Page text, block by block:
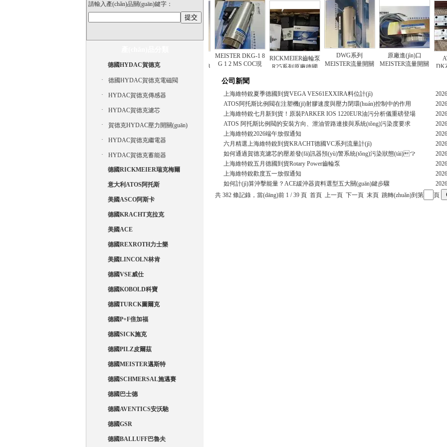
請輸入產(chǎn)品關(guān)鍵字：
德國HYDAC賀德克
· 德國HYDAC賀德克電磁閥
· HYDAC賀德克傳感器
· HYDAC賀德克濾芯
· 賀德克HYDAC壓力開關(guān)
· HYDAC賀德克繼電器
· HYDAC賀德克蓄能器
德國RICKMEIER瑞克梅爾
意大利ATOS阿托斯
美國ASCO阿斯卡
德國KRACHT克拉克
美國ACE
德國REXROTH力士樂
美國LINCOLN林肯
德國VSE威仕
德國KOBOLD科寶
德國TURCK圖爾克
德國P+F倍加福
德國SICK施克
德國PILZ皮爾茲
德國MEISTER邁斯特
德國SCHMERSAL施邁賽
德國巴士德
德國AVENTICS安沃馳
德國GSR
德國BALLUFF巴魯夫
KARCHT原廠德國
MEISTER DKG-1 8
MEISTER DKG-1 8
G 1 2 MS COC現
(guān)
RICKMEIER齒輪泵
R25系列原廠德國
DWG系列
MEISTER流量開關
原廠進(jìn)口
MEISTER流量開關
ATOS電
DKZOR-
公司新聞
上海維特銳夏季德國到貨VEGA VES61EXXIRA料位計(jì)
ATOS阿托斯比例閥在注塑機(jī)射膠速度與壓力閉環(huán)控制中的作用
上海維特銳七月新到貨！原裝PARKER IOS 1220EUR油污分析儀重磅登場
ATOS 阿托斯比例閥的安裝方向、泄油管路連接與系統(tǒng)污染度要求
上海維特銳2026端午放假通知
六月精選上海維特銳到貨KRACHT德國VC系列流量計(jì)
如何通過賀德克濾芯的壓差發(fā)訊器預(yù)警系統(tǒng)污染狀態(tài)？
上海維特銳五月德國到貨Rotary Power齒輪泵
上海維特銳歡度五一放假通知
如何計(jì)算沖擊能量？ACE緩沖器資料選型五大關(guān)鍵步驟
共 382 條記錄，當(dāng)前 1 / 39 頁 首頁 上一頁 下一頁 末頁 跳轉(zhuǎn)到第 頁